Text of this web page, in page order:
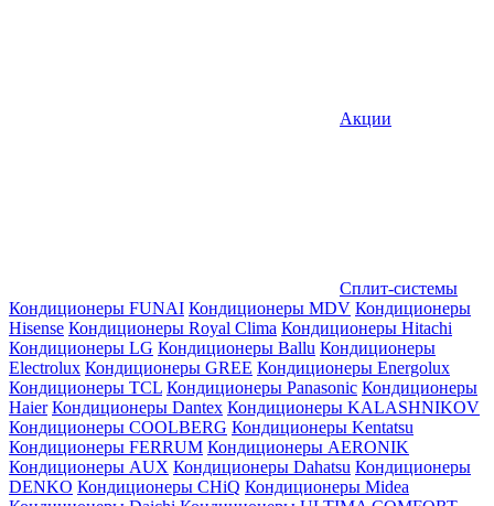
Акции
Сплит-системы
Кондиционеры FUNAI Кондиционеры MDV Кондиционеры
Hisense Кондиционеры Royal Clima Кондиционеры Hitachi
Кондиционеры LG Кондиционеры Ballu Кондиционеры
Electrolux Кондиционеры GREE Кондиционеры Energolux
Кондиционеры TCL Кондиционеры Panasonic Кондиционеры
Haier Кондиционеры Dantex Кондиционеры KALASHNIKOV
Кондиционеры СOOLBERG Кондиционеры Kentatsu
Кондиционеры FERRUM Кондиционеры AERONIK
Кондиционеры AUX Кондиционеры Dahatsu Кондиционеры
DENKO Кондиционеры CHiQ Кондиционеры Midea